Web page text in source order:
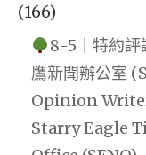
(166)
8-5｜特約評
鷹新聞辦公室
Opinion
Starry Eagle